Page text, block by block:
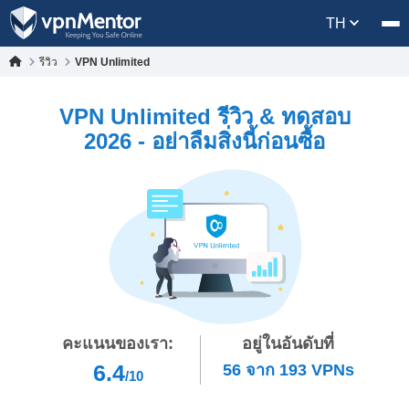
TH
รีวิว VPN Unlimited
VPN Unlimited รีวิว & ทดสอบ
2026 - อย่าลืมสิ่งนี้ก่อนซื้อ
คะแนนของเรา:
6.4/10
อยู่ในอันดับที่
56 จาก 193VPNs